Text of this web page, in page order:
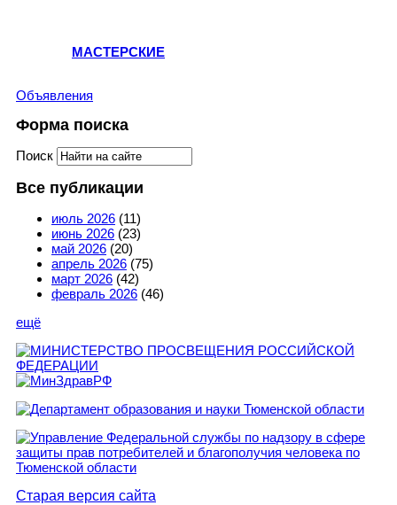
МАСТЕРСКИЕ
Объявления
Форма поиска
Поиск
Все публикации
июль 2026 (11)
июнь 2026 (23)
май 2026 (20)
апрель 2026 (75)
март 2026 (42)
февраль 2026 (46)
ещё
Старая версия сайта